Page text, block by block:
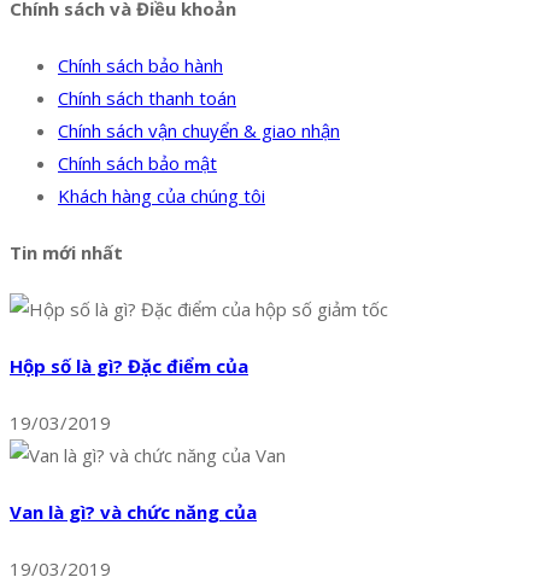
Chính sách và Điều khoản
Chính sách bảo hành
Chính sách thanh toán
Chính sách vận chuyển & giao nhận
Chính sách bảo mật
Khách hàng của chúng tôi
Tin mới nhất
Hộp số là gì? Đặc điểm của
19/03/2019
Van là gì? và chức năng của
19/03/2019